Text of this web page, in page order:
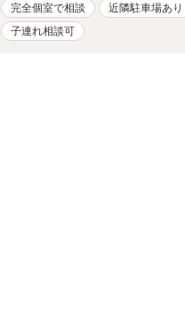
完全個室で相談
近隣駐車場あり
子連れ相談可